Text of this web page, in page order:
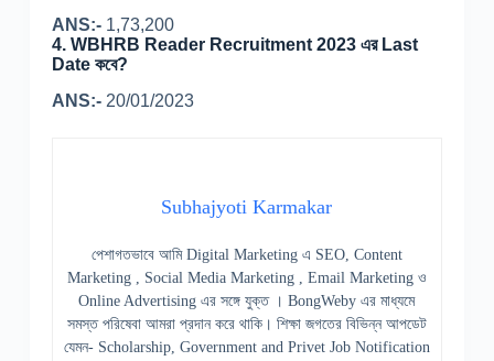
ANS:-1,73,200
4. WBHRB Reader Recruitment 2023 এর Last
Date কবে?
ANS:- 20/01/2023
Subhajyoti Karmakar
পেশাগতভাবে আমি Digital Marketing এ SEO, Content
Marketing , Social Media Marketing , Email Marketing ও
Online Advertising এর সঙ্গে যুক্ত । BongWeby এর মাধ্যমে
সমস্ত পরিষেবা আমরা প্রদান করে থাকি। শিক্ষা জগতের বিভিন্ন আপডেট
যেমন- Scholarship, Government and Privet Job Notification